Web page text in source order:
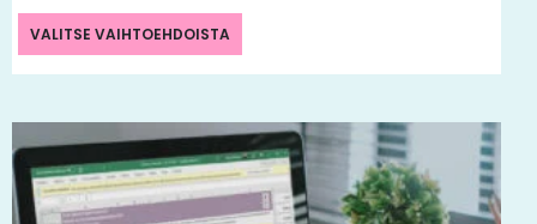
VALITSE VAIHTOEHDOISTA
Tällä
tuotteella
on